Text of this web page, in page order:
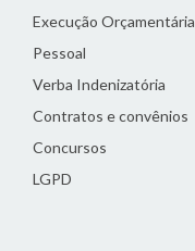
Execução Orçamentária
Pessoal
Verba Indenizatória
Contratos e convênios
Concursos
LGPD